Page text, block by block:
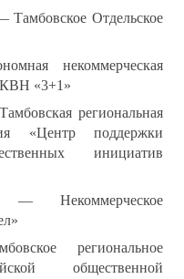
Отдельское
некоммерческая
КВН «3+1»
региональная
«Центр поддержки
инициатив
Некоммерческое
региональное
общественной